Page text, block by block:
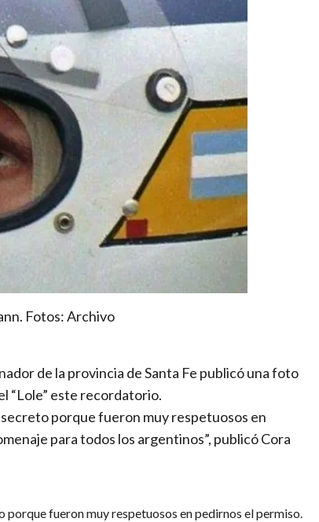
Fotos: Archivo
de la provincia de Santa Fe publicó una foto
“Lole” este recordatorio.
porque fueron muy respetuosos en
para todos los argentinos”, publicó Cora
porque fueron muy respetuosos en pedirnos el permiso.